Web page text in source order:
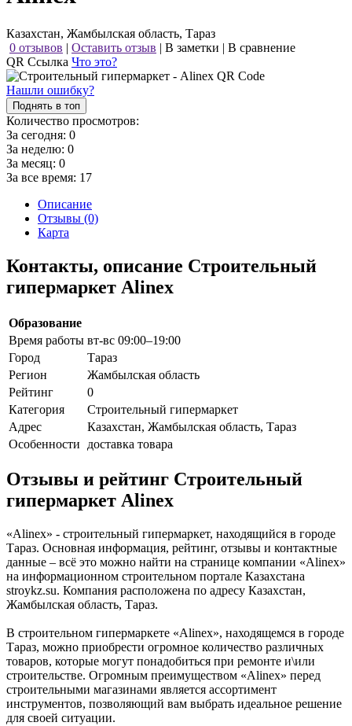
Казахстан, Жамбылская область, Тараз
0 отзывов | Оставить отзыв | В заметки | В сравнение
QR Ссылка Что это?
Нашли ошибку?
Поднять в топ
Количество просмотров:
За сегодня: 0
За неделю: 0
За месяц: 0
За все время: 17
Описание
Отзывы (0)
Карта
Контакты, описание Строительный
гипермаркет Alinex
Образование
Время работы вт-вс 09:00–19:00
Город
Тараз
Регион
Жамбылская область
Рейтинг
0
Категория
Строительный гипермаркет
Адрес
Казахстан, Жамбылская область, Тараз
Особенности
доставка товара
Отзывы и рейтинг Строительный
гипермаркет Alinex
«Alinex» - строительный гипермаркет, находящийся в городе
Тараз. Основная информация, рейтинг, отзывы и контактные
данные – всё это можно найти на странице компании «Alinex»
на информационном строительном портале Казахстана
stroykz.su. Компания расположена по адресу Казахстан,
Жамбылская область, Тараз.
В строительном гипермаркете «Alinex», находящемся в городе
Тараз, можно приобрести огромное количество различных
товаров, которые могут понадобиться при ремонте и\или
строительстве. Огромным преимуществом «Alinex» перед
строительными магазинами является ассортимент
инструментов, позволяющий вам выбрать идеальное решение
для своей ситуации.